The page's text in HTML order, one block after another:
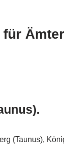
(Taunus),